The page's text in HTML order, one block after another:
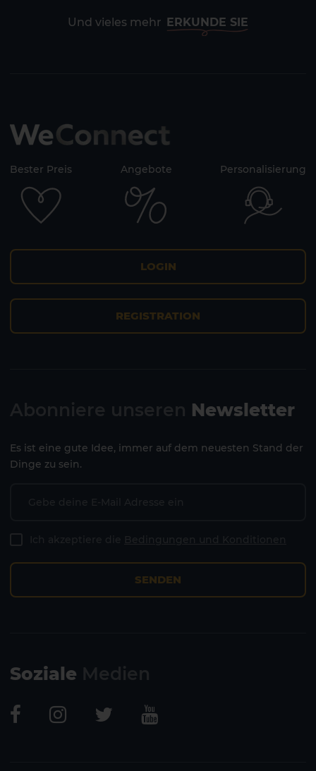
Und vieles mehr ERKUNDE SIE
Bester Preis Angebote Personalisierung
LOGIN
REGISTRATION
Newsletter
Es ist eine gute Idee, immer auf dem neuesten Stand der
Dinge zu sein.
SENDEN
Soziale